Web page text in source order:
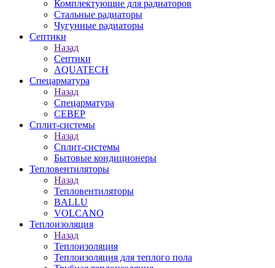
Комплектующие для радиаторов
Стальные радиаторы
Чугунные радиаторы
Септики
Назад
Септики
AQUATECH
Спецарматура
Назад
Спецарматура
СЕВЕР
Сплит-системы
Назад
Сплит-системы
Бытовые кондиционеры
Тепловентиляторы
Назад
Тепловентиляторы
BALLU
VOLCANO
Теплоизоляция
Назад
Теплоизоляция
Теплоизоляция для теплого пола